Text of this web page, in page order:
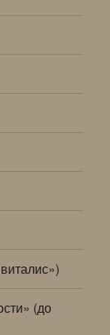
(до